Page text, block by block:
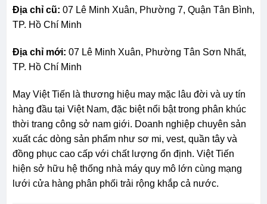
Địa chỉ cũ: 07 Lê Minh Xuân, Phường 7, Quận Tân Bình,
TP. Hồ Chí Minh
Địa chỉ mới: 07 Lê Minh Xuân, Phường Tân Sơn Nhất,
TP. Hồ Chí Minh
May Việt Tiến là thương hiệu may mặc lâu đời và uy tín
hàng đầu tại Việt Nam, đặc biệt nổi bật trong phân khúc
thời trang công sở nam giới. Doanh nghiệp chuyên sản
xuất các dòng sản phẩm như sơ mi, vest, quần tây và
đồng phục cao cấp với chất lượng ổn định. Việt Tiến
hiện sở hữu hệ thống nhà máy quy mô lớn cùng mạng
lưới cửa hàng phân phối trải rộng khắp cả nước.